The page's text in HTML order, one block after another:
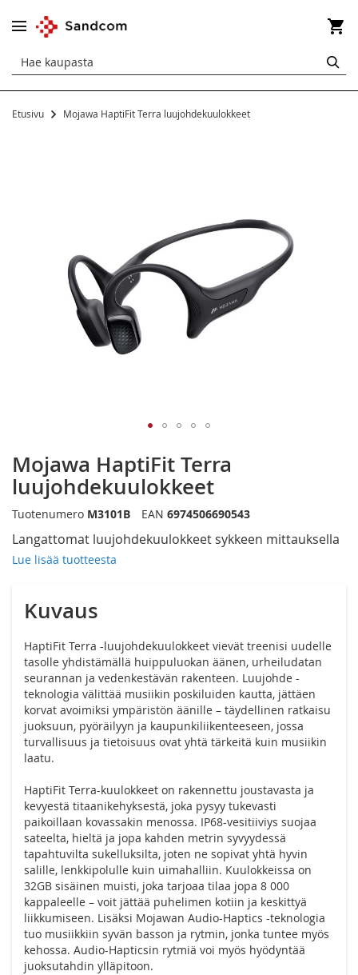
Etusivu Mojawa HaptiFit Terra luujohdekuulokkeet
kuvagallerian
alkuun
Mojawa HaptiFit Terra
luujohdekuulokkeet
Langattomat luujohdekuulokkeet sykkeen mittauksella
Lue lisää tuotteesta
Tuotenumero M3101B EAN 6974506690543
Kuvaus
HaptiFit Terra -luujohdekuulokkeet vievät treenisi uudelle
tasolle yhdistämällä huippuluokan äänen, urheiludatan
seurannan ja vedenkestävän rakenteen. Luujohde -
teknologia välittää musiikin poskiluiden kautta, jättäen
korvat avoimiksi ympäristön äänille – täydellinen ratkaisu
juoksuun, pyöräilyyn ja kaupunkiliikenteeseen, jossa
turvallisuus ja tietoisuus ovat yhtä tärkeitä kuin musiikin
laatu.
HaptiFit Terra-kuulokkeet on rakennettu joustavasta ja
kevyestä titaanikehyksestä, joka pysyy tukevasti
paikoillaan kovassakin menossa. IP68-vesitiiviys suojaa
sateelta, hieltä ja jopa kahden metrin syvyydessä
tapahtuvilta sukelluksilta, joten ne sopivat yhtä hyvin
salille, lenkkipolulle kuin uimahalliin. Kuulokkeissa on
32GB sisäinen muisti, joka tarjoaa tilaa jopa 8 000
kappaleelle – voit jättää puhelimen kotiin ja keskittyä
liikkumiseen. Lisäksi Mojawan Audio-Haptics -teknologia
tuo musiikkiin syvän basson ja rytmin, jonka tuntee myös
kehossa. Audio-Hapticsin rytmiä voi myös hyödyntää
juoksutahdin ylläpitoon.